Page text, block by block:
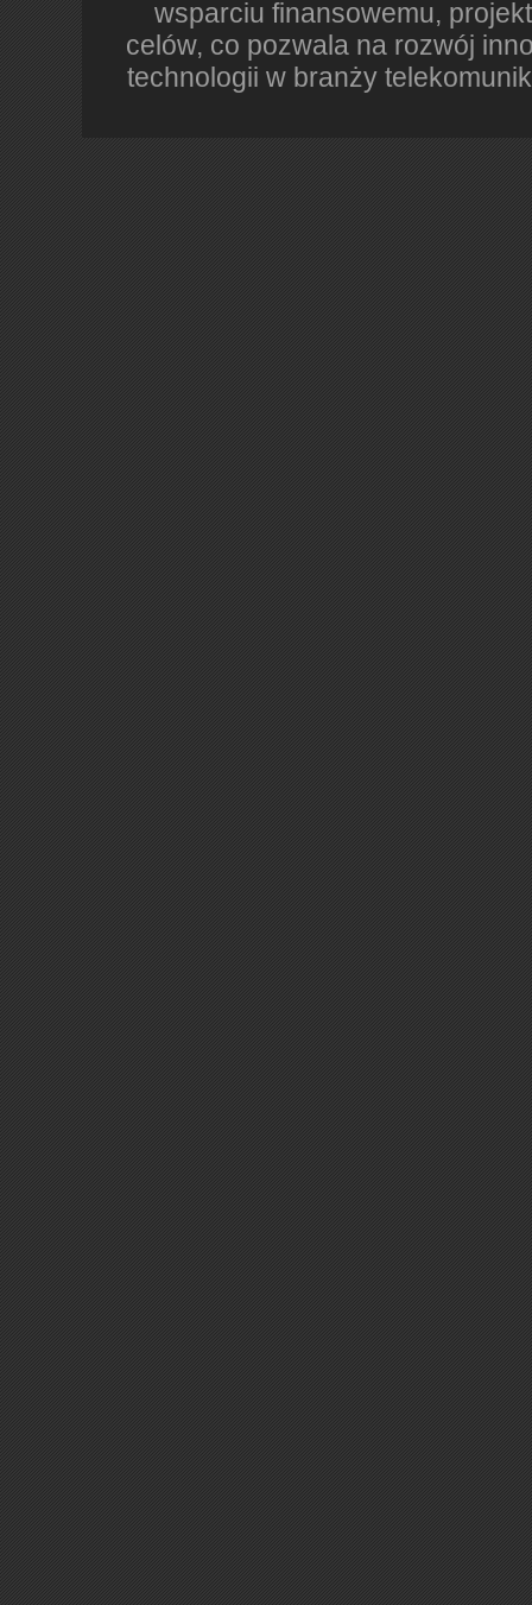
wsparciu finansowemu,
celów, co pozwala na rozwój
technologii w branży